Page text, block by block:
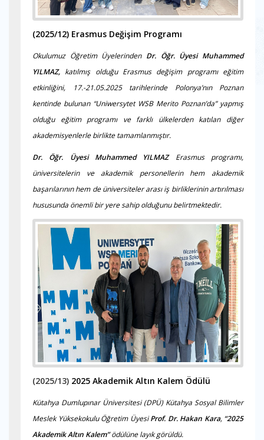
(2025/12) Erasmus Değişim Programı
Okulumuz Öğretim Üyelerinden Dr. Öğr. Üyesi Muhammed
YILMAZ, katılmış olduğu Erasmus değişim programı eğitim
etkinliğini, 17.-21.05.2025 tarihlerinde Polonya’nın Poznan
kentinde bulunan “Uniwersytet WSB Merito Poznan’da” yapmış
olduğu eğitim programı ve farklı ülkelerden katılan diğer
akademisyenlerle birlikte tamamlanmıştır.
Dr. Öğr. Üyesi Muhammed YILMAZErasmus programı,
üniversitelerin ve akademik personellerin hem akademik
başarılarının hem de üniversiteler arası iş birliklerinin artırılması
hususunda önemli bir yere sahip olduğunu belirtmektedir.
(2025/13) 2025 Akademik Altın Kalem Ödülü
Kütahya Dumlupınar Üniversitesi (DPÜ) Kütahya Sosyal Bilimler
Meslek Yüksekokulu Öğretim ÜyesiProf. Dr. Hakan Kara, “2025
Akademik Altın Kalem”ödülüne layık görüldü.